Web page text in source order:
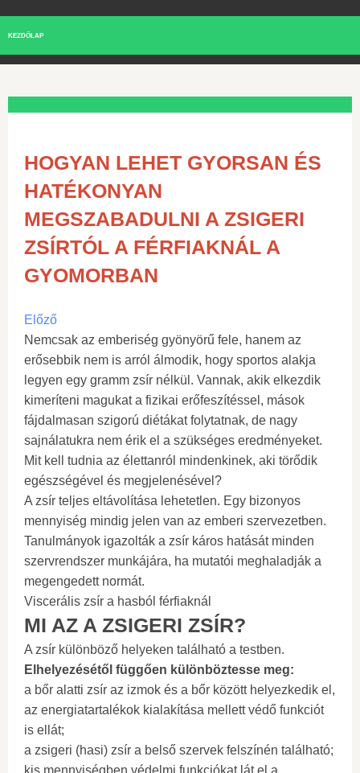
KEZDŐLAP
HOGYAN LEHET GYORSAN ÉS
HATÉKONYAN
MEGSZABADULNI A ZSIGERI
ZSÍRTÓL A FÉRFIAKNÁL A
GYOMORBAN
Előző
Nemcsak az emberiség gyönyörű fele, hanem az
erősebbik nem is arról álmodik, hogy sportos alakja
legyen egy gramm zsír nélkül. Vannak, akik elkezdik
kimeríteni magukat a fizikai erőfeszítéssel, mások
fájdalmasan szigorú diétákat folytatnak, de nagy
sajnálatukra nem érik el a szükséges eredményeket.
Mit kell tudnia az élettanról mindenkinek, aki törődik
egészségével és megjelenésével?
A zsír teljes eltávolítása lehetetlen. Egy bizonyos
mennyiség mindig jelen van az emberi szervezetben.
Tanulmányok igazolták a zsír káros hatását minden
szervrendszer munkájára, ha mutatói meghaladják a
megengedett normát.
Viscerális zsír a hasból férfiaknál
MI AZ A ZSIGERI ZSÍR?
A zsír különböző helyeken található a testben.
Elhelyezésétől függően különböztesse meg:
a bőr alatti zsír az izmok és a bőr között helyezkedik el,
az energiatartalékok kialakítása mellett védő funkciót
is ellát;
a zsigeri (hasi) zsír a belső szervek felszínén található;
kis mennyiségben védelmi funkciókat lát el a